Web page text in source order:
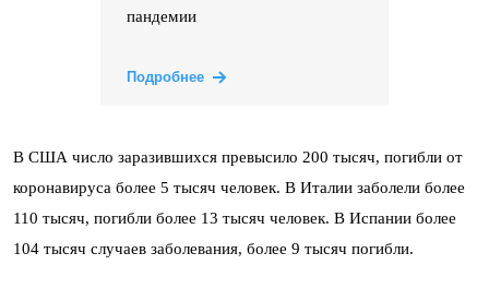
пандемии
Подробнее
В США число заразившихся превысило 200 тысяч, погибли от
коронавируса более 5 тысяч человек. В Италии заболели более
110 тысяч, погибли более 13 тысяч человек. В Испании более
104 тысяч случаев заболевания, более 9 тысяч погибли.